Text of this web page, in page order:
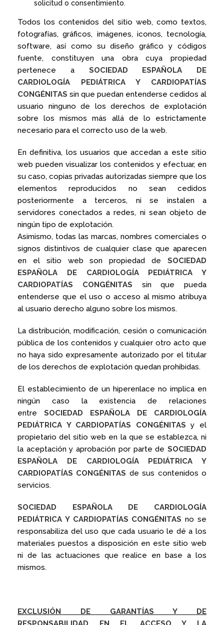
solicitud o consentimiento.
Todos los contenidos del sitio web, como textos,
fotografías, gráficos, imágenes, iconos, tecnología,
software, así como su diseño gráfico y códigos
fuente, constituyen una obra cuya propiedad
pertenece a SOCIEDAD ESPAÑOLA DE
CARDIOLOGÍA PEDIÁTRICA Y CARDIOPATÍAS
CONGÉNITAS sin que puedan entenderse cedidos al
usuario ninguno de los derechos de explotación
sobre los mismos más allá de lo estrictamente
necesario para el correcto uso de la web.
En definitiva, los usuarios que accedan a este sitio
web pueden visualizar los contenidos y efectuar, en
su caso, copias privadas autorizadas siempre que los
elementos reproducidos no sean cedidos
posteriormente a terceros, ni se instalen a
servidores conectados a redes, ni sean objeto de
ningún tipo de explotación.
Asimismo, todas las marcas, nombres comerciales o
signos distintivos de cualquier clase que aparecen
en el sitio web son propiedad de SOCIEDAD
ESPAÑOLA DE CARDIOLOGÍA PEDIÁTRICA Y
CARDIOPATÍAS CONGÉNITAS sin que pueda
entenderse que el uso o acceso al mismo atribuya
al usuario derecho alguno sobre los mismos.
La distribución, modificación, cesión o comunicación
pública de los contenidos y cualquier otro acto que
no haya sido expresamente autorizado por el titular
de los derechos de explotación quedan prohibidas.
El establecimiento de un hiperenlace no implica en
ningún caso la existencia de relaciones
entre SOCIEDAD ESPAÑOLA DE CARDIOLOGÍA
PEDIÁTRICA Y CARDIOPATÍAS CONGÉNITASy el
propietario del sitio web en la que se establezca, ni
la aceptación y aprobación por parte de SOCIEDAD
ESPAÑOLA DE CARDIOLOGÍA PEDIÁTRICA Y
CARDIOPATÍAS CONGÉNITAS de sus contenidos o
servicios.
SOCIEDAD ESPAÑOLA DE CARDIOLOGÍA
PEDIÁTRICA Y CARDIOPATÍAS CONGÉNITASno se
responsabiliza del uso que cada usuario le dé a los
materiales puestos a disposición en este sitio web
ni de las actuaciones que realice en base a los
mismos.
EXCLUSIÓN DE GARANTÍAS Y DE